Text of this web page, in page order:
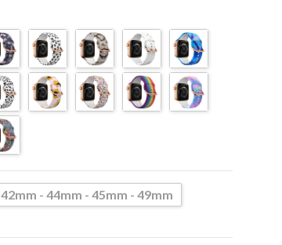
42mm - 44mm - 45mm - 49mm